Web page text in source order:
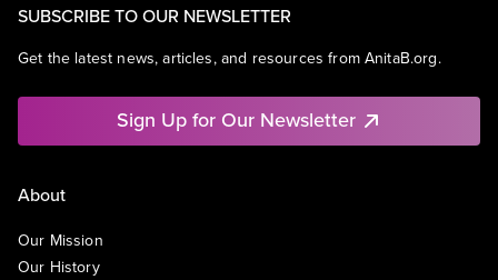
SUBSCRIBE TO OUR NEWSLETTER
Get the latest news, articles, and resources from AnitaB.org.
Sign Up for Our Newsletter
About
Our Mission
Our History